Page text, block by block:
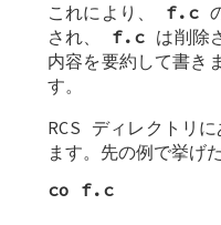
これにより、 f.c
され、 f.c は削除
内容を要約して書き
す。
RCS ディレクトリ
ます。先の例で挙げ
co f.c